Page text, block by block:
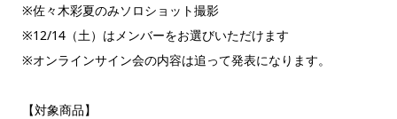
※佐々木彩夏のみソロショット撮影
※12/14（土）はメンバーをお選びいただけます
※オンラインサイン会の内容は追って発表になります。
【対象商品】